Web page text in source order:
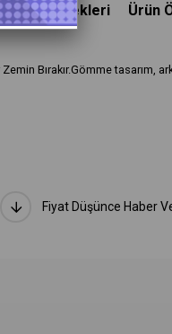
Seçenekleri Ürün
Bırakır.Gömme tasarım,
Fiyat Düşünce Haber